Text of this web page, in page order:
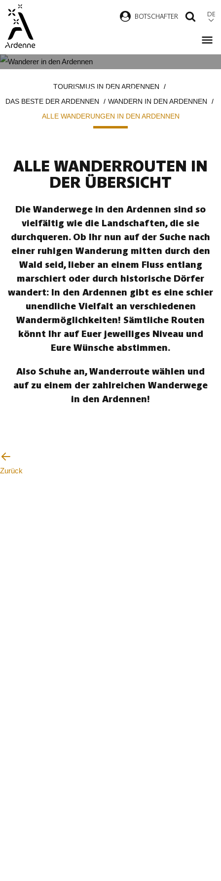
Direkt
zum
Inhalt
BOTSCHAFTER DE
ARDENNEN
TOURISMUS IN DEN ARDENNEN
DAS BESTE DER ARDENNEN
WANDERN IN DEN ARDENNEN
ALLE WANDERUNGEN IN DEN ARDENNEN
ALLE WANDERROUTEN IN
DER ÜBERSICHT
Die Wanderwege in den Ardennen sind so
vielfältig wie die Landschaften, die sie
durchqueren. Ob Ihr nun auf der Suche nach
einer ruhigen Wanderung mitten durch den
Wald seid, lieber an einem Fluss entlang
marschiert oder durch historische Dörfer
wandert: In den Ardennen gibt es eine schier
unendliche Vielfalt an verschiedenen
Wandermöglichkeiten! Sämtliche Routen
könnt Ihr auf Euer jeweiliges Niveau und
Eure Wünsche abstimmen.
Also Schuhe an, Wanderroute wählen und
auf zu einem der zahlreichen Wanderwege
in den Ardennen!
Zurück